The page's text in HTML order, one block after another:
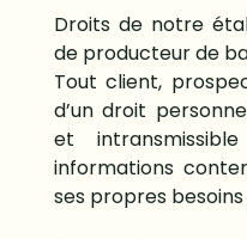
Droits de notre
de producteur de
Tout client,
d’un droit
et
informations
ses propres